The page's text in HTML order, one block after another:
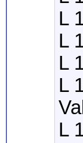
L
L
L
L
L